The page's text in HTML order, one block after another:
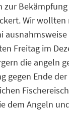
zur
Wir
Freitag im
die angeln
gegen Ende
dem Angeln